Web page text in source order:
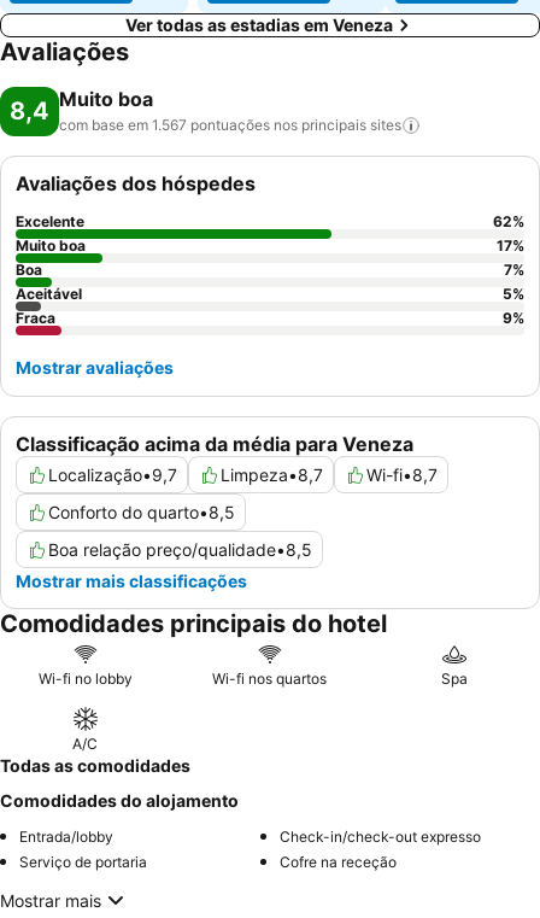
Ver todas as estadias em Veneza
Avaliações
8,4 Muito boa
com base em 1.567 pontuações nos principais sites
Classificação acima da média para Veneza
Localização•9,7 Limpeza•8,7 Wi-fi•8,7
Conforto do quarto•8,5
Boa relação preço/qualidade•8,5
Mostrar mais classificações
Avaliações dos hóspedes
Excelente 62%
Muito boa
17%
Boa
7%
Aceitável
5%
Fraca
9%
Mostrar avaliações
Comodidades principais do hotel
Wi-fi no lobby Wi-fi nos quartos Spa
A/C
Todas as comodidades
Comodidades do alojamento
Entrada/lobby
Check-in/check-out expresso
Serviço de portaria
Cofre na receção
Mostrar mais